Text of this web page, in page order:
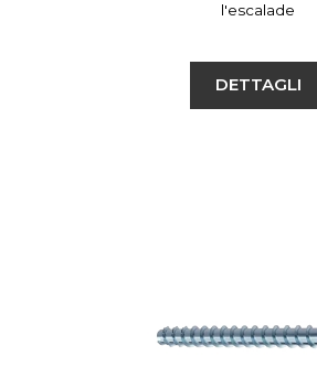
l'escalade
DETTAGLI